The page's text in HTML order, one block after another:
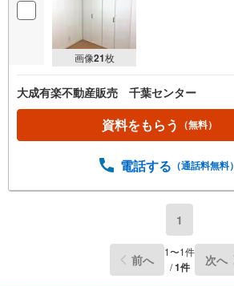
画像21枚
大成有楽不動産販売 千葉センター
資料をもらう （無料）
電話する （通話料無料）
1
前へ 1〜1件
/1件 次へ